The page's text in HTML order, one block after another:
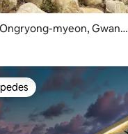
myeon, Gwangy